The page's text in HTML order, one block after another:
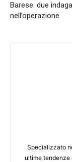
Barese: due
nell’operazione
Specializzato
ultime tendenze